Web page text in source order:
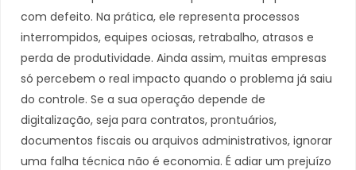
com defeito. Na prática, ele representa processos
interrompidos, equipes ociosas, retrabalho, atrasos e
perda de produtividade. Ainda assim, muitas empresas
só percebem o real impacto quando o problema já saiu
do controle. Se a sua operação depende de
digitalização, seja para contratos, prontuários,
documentos fiscais ou arquivos administrativos, ignorar
uma falha técnica não é economia. É adiar um prejuízo